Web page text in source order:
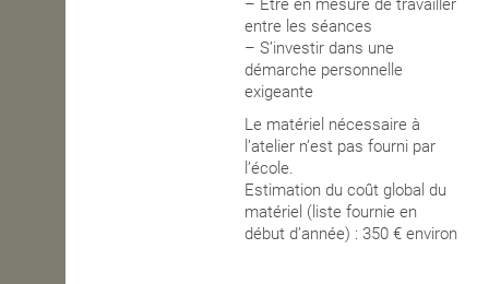
– Être en mesure de travailler
entre les séances
– S’investir dans une
démarche personnelle
exigeante
Le matériel nécessaire à
l’atelier n’est pas fourni par
l’école.
Estimation du coût global du
matériel (liste fournie en
début d’année) : 350 € environ